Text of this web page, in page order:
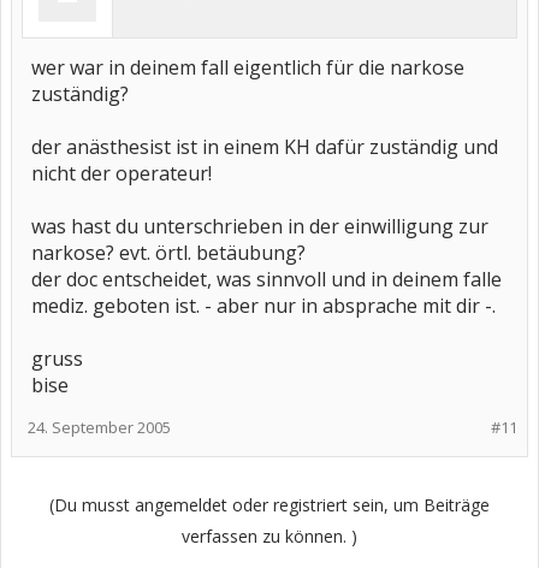
wer war in deinem fall eigentlich für die narkose
zuständig?
der anästhesist ist in einem KH dafür zuständig und
nicht der operateur!
was hast du unterschrieben in der einwilligung zur
narkose? evt. örtl. betäubung?
der doc entscheidet, was sinnvoll und in deinem falle
mediz. geboten ist. - aber nur in absprache mit dir -.
gruss
bise
#11
24. September 2005
(Du musst angemeldet oder registriert sein, um Beiträge
verfassen zu können. )